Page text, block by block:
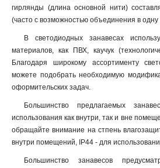
гирлянды (длина основной нити)
(часто с возможностью объединения в
В светодиодных занавесах
материалов, как ПВХ, каучук
Благодаря широкому ассортименту
можете подобрать необходимую
оформительских задач.
Большинство предлагаемых
использования как внутри, так и вне
обращайте внимание на стпень
внутри помещений, IP44 - для
Большинство занавесов